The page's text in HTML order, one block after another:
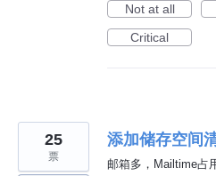
Not at all
Critical
添加储存空间
邮箱多，Mailtime占
25
票